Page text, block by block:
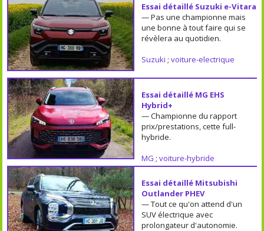
Essai détaillé Suzuki e-Vitara
— Pas une championne mais
une bonne à tout faire qui se
révèlera au quotidien.
Suzuki ; voiture-electrique
Essai détaillé MG EHS
Hybrid+
— Championne du rapport
prix/prestations, cette full-
hybride.
MG ; voiture-hybride
Essai détaillé Mitsubishi
Outlander PHEV
— Tout ce qu'on attend d'un
SUV électrique avec
prolongateur d'autonomie.